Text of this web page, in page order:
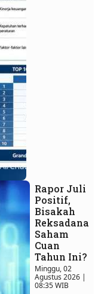
Rapor Juli
Positif,
Bisakah
Reksadana
Saham
Cuan
Tahun Ini?
Minggu, 02
Agustus 2026 |
08:35 WIB